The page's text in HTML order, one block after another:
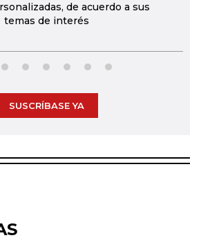
de acuerdo a sus
temas de interés
SUSCRÍBASE YA